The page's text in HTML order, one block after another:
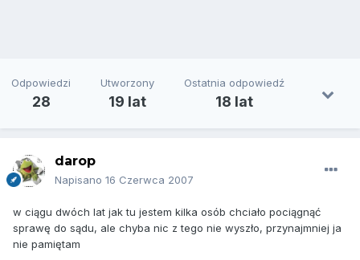
Odpowiedzi
28
Utworzony
19 lat
Ostatnia odpowiedź
18 lat
darop
Napisano 16 Czerwca 2007
w ciągu dwóch lat jak tu jestem kilka osób chciało pociągnąć
sprawę do sądu, ale chyba nic z tego nie wyszło, przynajmniej ja
nie pamiętam